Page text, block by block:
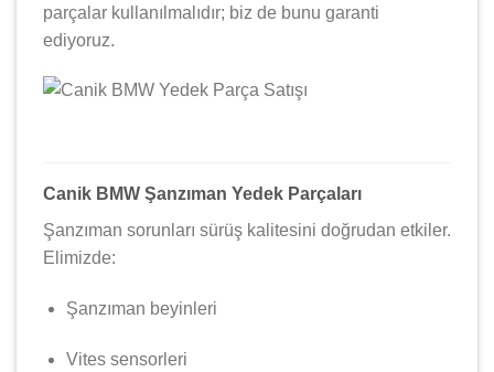
parçalar kullanılmalıdır; biz de bunu garanti
ediyoruz.
Canik BMW Şanzıman Yedek Parçaları
Şanzıman sorunları sürüş kalitesini doğrudan etkiler.
Elimizde:
Şanzıman beyinleri
Vites sensorleri